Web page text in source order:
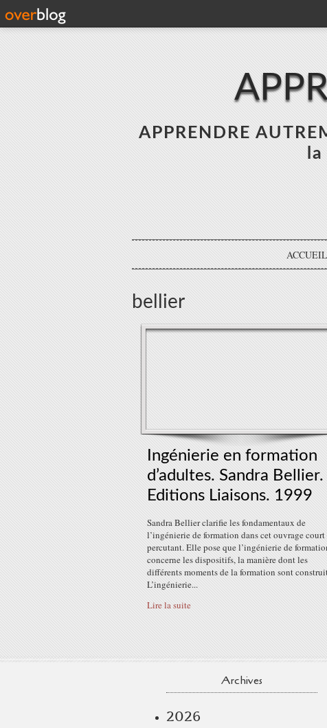
APPRENDRE
ACCUEIL
bellier
Ingénierie en formation
d’adultes. Sandra Bellier.
Editions Liaisons. 1999
Sandra Bellier clarifie les fondamentaux de
l’ingénierie de formation dans cet ouvrage court
percutant. Elle pose que l’ingénierie de
concerne les dispositifs, la manière dont les
différents moments de la formation sont
L’ingénierie...
Lire la suite
Archives
2026